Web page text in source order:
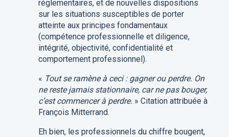
réglementaires, et de nouvelles dispositions
sur les situations susceptibles de porter
atteinte aux principes fondamentaux
(compétence professionnelle et diligence,
intégrité, objectivité, confidentialité et
comportement professionnel).
« Tout se ramène à ceci : gagner ou perdre. On
ne reste jamais stationnaire, car ne pas bouger,
c’est commencer à perdre. » Citation attribuée à
François Mitterrand.
Eh bien, les professionnels du chiffre bougent,